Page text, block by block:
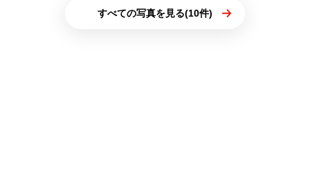
すべての写真を見る(10件)